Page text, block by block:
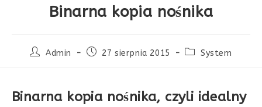
Binarna kopia nośnika
PostAdmin
Post27 sierpnia 2015
PostSystem
Binarna kopia nośnika, czyli idealny